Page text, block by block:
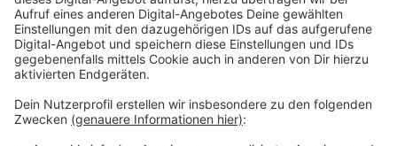
verstärkt Kontrollen. Ab heute sind die in Bocholt,
Isselburg und Rhede - vor allem jetzt zu Schulbeginn,
nachmittags und in den Abendstunden. Geachtet wird
dabei natürlich auch auf Handys am Steuer, Fahren auf
Damit wir künftig alle sicherer unterwegs sein können.